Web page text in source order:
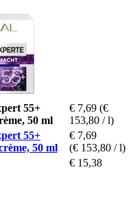
55+
50 ml
€ 7,69 (€
153,80 / l)
55+
50 ml
€ 7,69
(€ 153,80 / l)
€ 15,38